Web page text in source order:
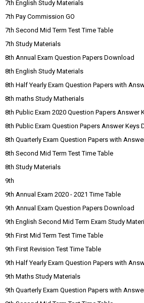
7th English Study Materials
7th Pay Commission GO
7th Second Mid Term Test Time Table
7th Study Materials
8th Annual Exam Question Papers Download
8th English Study Materials
8th Half Yearly Exam Question Papers with
8th maths Study Matherials
8th Public Exam 2020 Question Papers Answer
8th Public Exam Question Papers Answer Keys
8th Quarterly Exam Question Papers with
8th Second Mid Term Test Time Table
8th Study Materials
9th
9th Annual Exam 2020 - 2021 Time Table
9th Annual Exam Question Papers Download
9th English Second Mid Term Exam Study
9th First Mid Term Test Time Table
9th First Revision Test Time Table
9th Half Yearly Exam Question Papers with
9th Maths Study Materials
9th Quarterly Exam Question Papers with